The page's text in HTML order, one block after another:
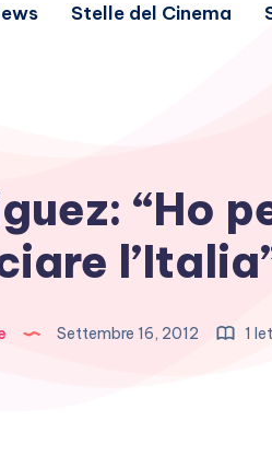
Stelle del Cinema
“Ho
Settembre 16, 2012 1